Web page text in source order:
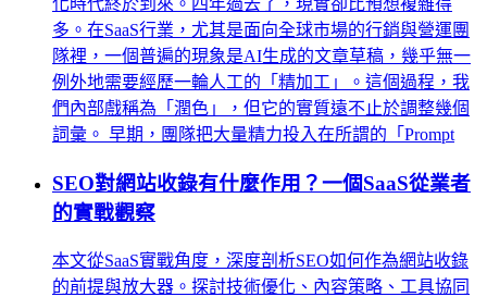
化時代終於到來。四年過去了，現實卻比預想複雜得
多。在SaaS行業，尤其是面向全球市場的行銷與營運團
隊裡，一個普遍的現象是AI生成的文章草稿，幾乎無一
例外地需要經歷一輪人工的「精加工」。這個過程，我
們內部戲稱為「潤色」，但它的實質遠不止於調整幾個
詞彙。 早期，團隊把大量精力投入在所謂的「Prompt
SEO對網站收錄有什麼作用？一個SaaS從業者
的實戰觀察
本文從SaaS實戰角度，深度剖析SEO如何作為網站收錄
的前提與放大器。探討技術優化、內容策略、工具協同